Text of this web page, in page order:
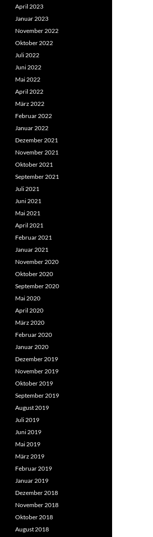
April 2023
Januar 2023
November 2022
Oktober 2022
Juli 2022
Juni 2022
Mai 2022
April 2022
März 2022
Februar 2022
Januar 2022
Dezember 2021
November 2021
Oktober 2021
September 2021
Juli 2021
Juni 2021
Mai 2021
April 2021
Februar 2021
Januar 2021
November 2020
Oktober 2020
September 2020
Mai 2020
April 2020
März 2020
Februar 2020
Januar 2020
Dezember 2019
November 2019
Oktober 2019
September 2019
August 2019
Juli 2019
Juni 2019
Mai 2019
März 2019
Februar 2019
Januar 2019
Dezember 2018
November 2018
Oktober 2018
August 2018